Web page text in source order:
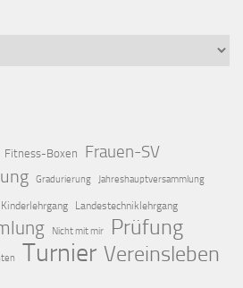
Fitness-Boxen Frauen-SV
Gradurierung Jahreshauptversammlung
Kinderlehrgang Landestechniklehrgang
Nicht mit mir Prüfung
Turnier Vereinsleben